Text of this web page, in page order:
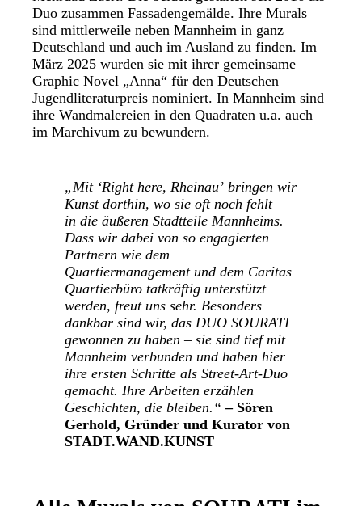
Duo zusammen Fassadengemälde. Ihre Murals
sind mittlerweile neben Mannheim in ganz
Deutschland und auch im Ausland zu finden. Im
März 2025 wurden sie mit ihrer gemeinsame
Graphic Novel „Anna“ für den Deutschen
Jugendliteraturpreis nominiert. In Mannheim sind
ihre Wandmalereien in den Quadraten u.a. auch
im Marchivum zu bewundern.
„Mit ‘Right here, Rheinau’ bringen wir
Kunst dorthin, wo sie oft noch fehlt –
in die äußeren Stadtteile Mannheims.
Dass wir dabei von so engagierten
Partnern wie dem
Quartiermanagement und dem Caritas
Quartierbüro tatkräftig unterstützt
werden, freut uns sehr. Besonders
dankbar sind wir, das DUO SOURATI
gewonnen zu haben – sie sind tief mit
Mannheim verbunden und haben hier
ihre ersten Schritte als Street-Art-Duo
gemacht. Ihre Arbeiten erzählen
Geschichten, die bleiben.“ – Sören
Gerhold, Gründer und Kurator von
STADT.WAND.KUNST